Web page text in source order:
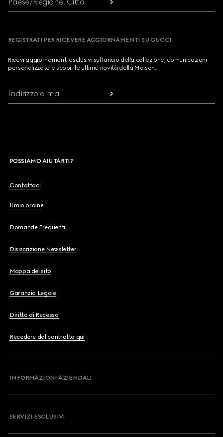
REGISTRATI PER RICEVERE AGGIORNAMENTI SU GUCCI
Ricevi aggiornamenti esclusivi sul lancio della collezione, comunicazioni
personalizzate e scopri le ultime novità della Maison.
Indirizzo e-mail
POSSIAMO AIUTARTI?
Contattaci
Il mio ordine
Domande Frequenti
Disiscrizione Newsletter
Mappa del sito
Garanzia Legale
Diritto di Recesso
Recedere dal contratto qui
INFORMAZIONI AZIENDALI
SERVIZI ESCLUSIVI